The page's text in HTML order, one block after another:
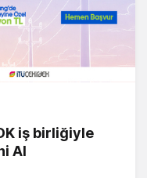
iş birliğiyle
Al